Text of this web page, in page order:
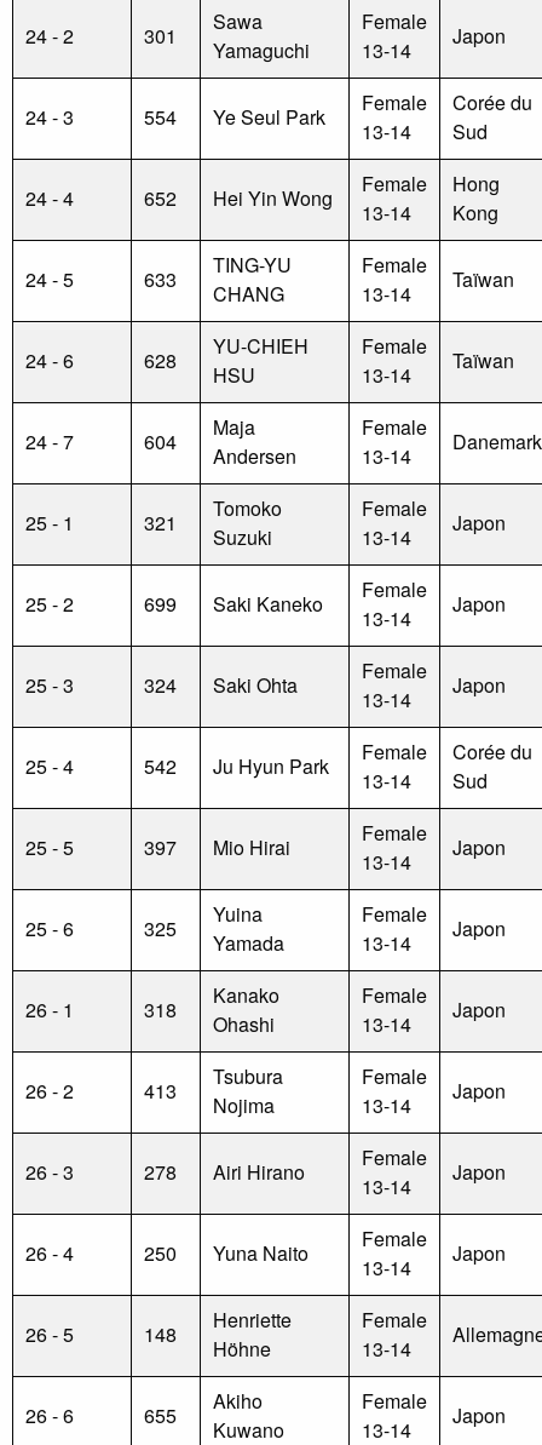
24 - 2 301
Sawa
Yamaguchi
Female
13-14
Japon
24 - 3 554 Ye Seul Park
Female
13-14
Corée du
Sud
24 - 4 652 Hei Yin Wong
Female
13-14
Hong
Kong
24 - 5 633
TING-YU
CHANG
Female
13-14
Taïwan
24 - 6 628
YU-CHIEH
HSU
Female
13-14
Taïwan
24 - 7 604
Maja
Andersen
Female
13-14
Danemark
25 - 1 321
Tomoko
Suzuki
Female
13-14
Japon
25 - 2 699 Saki Kaneko
Female
13-14
Japon
25 - 3 324 Saki Ohta
Female
13-14
Japon
25 - 4 542 Ju Hyun Park
Female
13-14
Corée du
Sud
25 - 5 397 Mio Hirai
Female
13-14
Japon
25 - 6 325
Yuina
Yamada
Female
13-14
Japon
26 - 1 318
Kanako
Ohashi
Female
13-14
Japon
26 - 2 413
Tsubura
Nojima
Female
13-14
Japon
26 - 3 278 Airi Hirano
Female
13-14
Japon
26 - 4 250 Yuna Naito
Female
13-14
Japon
26 - 5 148
Henriette
Höhne
Female
13-14
26 - 6 655
Akiho
Kuwano
Female
13-14
Japon